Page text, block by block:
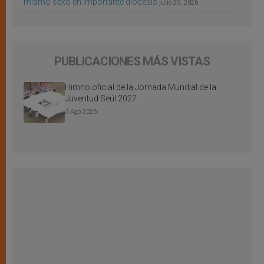
mismo sexo en importante diócesis julio 25, 2026
PUBLICACIONES MÁS VISTAS
Himno oficial de la Jornada Mundial de la
Juventud Seúl 2027
3 Ago 2026